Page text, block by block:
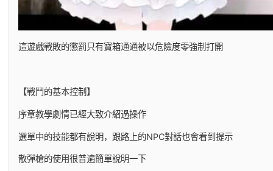
這遊戲戰敗的懲罰只有寶箱通通被以危險度零強制打開
【戰鬥的基本控制】
序章教學劇情已經大致介紹過操作
選單中的技能都有說明，跟路上的NPC對話也會看到提示
散彈槍的使用很普遍簡單說明一下